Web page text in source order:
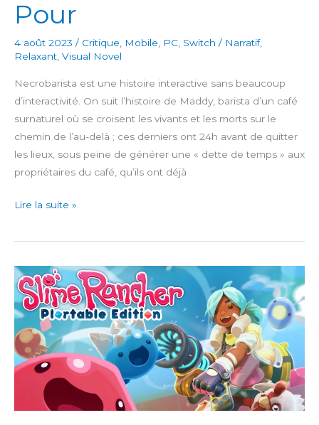
Pour
4 août 2023 / Critique Mobile PC Switch / Narratif,
Relaxant Visual Novel
Necrobarista est une histoire interactive sans beaucoup
d’interactivité. On suit l’histoire de Maddy, barista d’un café
surnaturel où se croisent les vivants et les morts sur le
chemin de l’au-delà ; ces derniers ont 24h avant de quitter
les lieux, sous peine de générer une « dette de temps » aux
propriétaires du café, qu’ils ont déjà
Necrobarista:
Pour
Lire la suite »